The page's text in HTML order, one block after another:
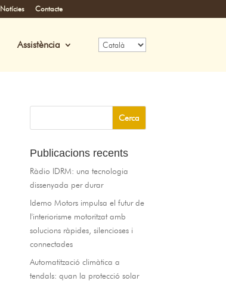
Notícies Contacte
Assistència
Publicacions recents
Ràdio IDRM: una tecnologia
dissenyada per durar
Idemo Motors impulsa el futur de
l'interiorisme motoritzat amb
solucions ràpides, silencioses i
connectades
Automatització climàtica a
tendals: quan la protecció solar